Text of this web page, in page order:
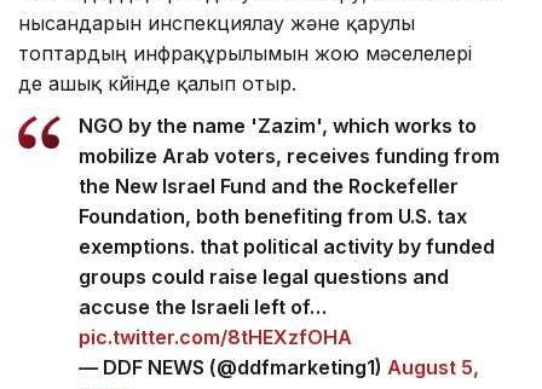
келісімдердің орындалуын тексеру, жеке меншік
нысандарын инспекциялау және қарулы
топтардың инфрақұрылымын жою мәселелері
NGO by the name 'Zazim', which works to
mobilize Arab voters, receives funding from
the New Israel Fund and the Rockefeller
Foundation, both benefiting from U.S. tax
exemptions. that political activity by funded
groups could raise legal questions and
accuse the Israeli left of…
pic.twitter.com/8tHEXzfOHA